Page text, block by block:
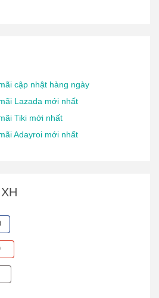
cập nhật hàng ngày
Lazada mới nhất
Tiki mới nhất
Adayroi mới nhất